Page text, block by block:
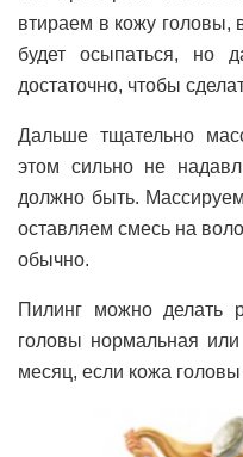
втираем в кожу головы,
будет осыпаться, но
достаточно, чтобы
Дальше тщательно
этом сильно не
должно быть.
оставляем смесь на
обычно.
Пилинг можно делать
головы нормальная
месяц, если кожа головы